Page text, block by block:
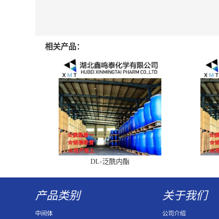
相关产品：
DL-泛酰内酯
产品类别
中间体
关于我们
公司介绍